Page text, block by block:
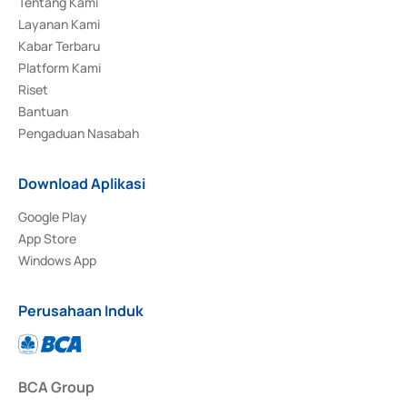
Layanan Kami
Kabar Terbaru
Platform Kami
Riset
Bantuan
Pengaduan Nasabah
Download Aplikasi
Google Play
App Store
Windows App
Perusahaan Induk
BCA Group